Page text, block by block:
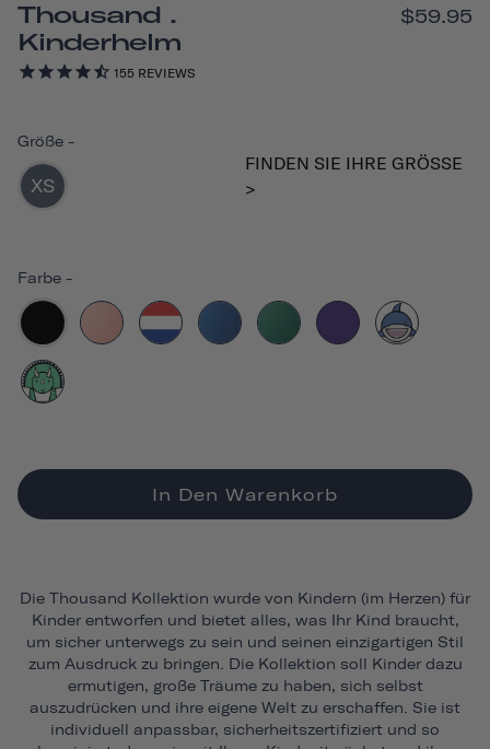
Thousand .
Kinderhelm
155 REVIEWS
$59.95
Farbe -
Größe -
XS
FINDEN SIE IHRE GRÖSSE >
In Den Warenkorb
Die Thousand Kollektion wurde von Kindern (im Herzen) für
Kinder entworfen und bietet alles, was Ihr Kind braucht,
um sicher unterwegs zu sein und seinen einzigartigen Stil
zum Ausdruck zu bringen. Die Kollektion soll Kinder dazu
ermutigen, große Träume zu haben, sich selbst
auszudrücken und ihre eigene Welt zu erschaffen. Sie ist
individuell anpassbar, sicherheitszertifiziert und so